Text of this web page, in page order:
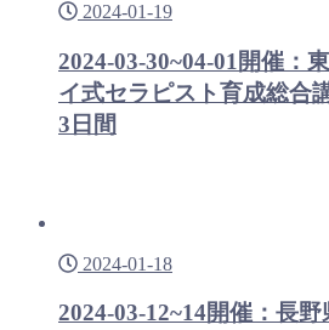
2024-01-19
2024-03-30~04-01開催：
イ式セラピスト育成総
3日間
2024-01-18
2024-03-12~14開催：長